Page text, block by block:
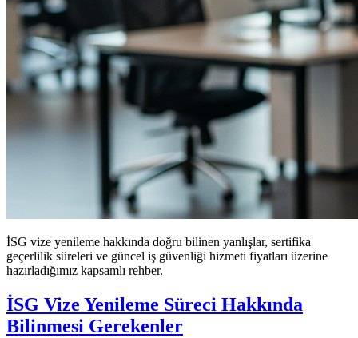
İSG vize yenileme hakkında doğru bilinen yanlışlar, sertifika
geçerlilik süreleri ve güncel iş güvenliği hizmeti fiyatları üzerine
hazırladığımız kapsamlı rehber.
İSG Vize Yenileme Süreci Hakkında
Bilinmesi Gerekenler